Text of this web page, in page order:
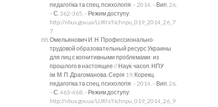
педагогіка та спец. психологія. – 2014. – Вип. 26.
– С. 362-365. – Режим доступу:
http://nbuv.gov.ua/UJRN/Nchnpu_019_2014_26_7
7
Омельянович И. Н. Профессионально-
трудовой образовательный ресурс Украины
для лиц с когнитивными проблемами: из
прошлого в настоящее // Наук. часоп. НПУ
ім. М. П. Драгоманова. Серія 19, Корекц.
педагогіка та спец. психологія. – 2014. – Вип. 26.
– С. 463-468. – Режим доступу:
http://nbuv.gov.ua/UJRN/Nchnpu_019_2014_26_9